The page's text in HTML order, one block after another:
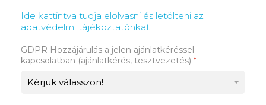
Ide kattintva tudja elolvasni és letölteni az
adatvédelmi tájékoztatónkat.
GDPR Hozzájárulás a jelen ajánlatkéréssel
kapcsolatban (ajánlatkérés, tesztvezetés) *